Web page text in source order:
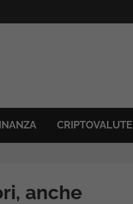
CRIPTOVALUTE
anche